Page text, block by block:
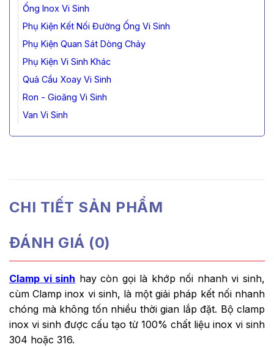
Ống Inox Vi Sinh
Phụ Kiện Kết Nối Đường Ống Vi Sinh
Phụ Kiện Quan Sát Dòng Chảy
Phụ Kiện Vi Sinh Khác
Quả Cầu Xoay Vi Sinh
Ron - Gioăng Vi Sinh
Van Vi Sinh
CHI TIẾT SẢN PHẨM
ĐÁNH GIÁ (0)
Clamp vi sinh hay còn gọi là khớp nối nhanh vi sinh,
cùm Clamp inox vi sinh, là một giải pháp kết nối nhanh
chóng mà không tốn nhiều thời gian lắp đặt. Bộ clamp
inox vi sinh được cấu tạo từ 100% chất liệu inox vi sinh
304 hoặc 316.